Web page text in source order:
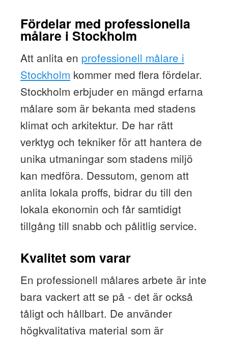
Fördelar med professionella
målare i Stockholm
Att anlita en professionell målare i
Stockholm kommer med flera fördelar.
Stockholm erbjuder en mängd erfarna
målare som är bekanta med stadens
klimat och arkitektur. De har rätt
verktyg och tekniker för att hantera de
unika utmaningar som stadens miljö
kan medföra. Dessutom, genom att
anlita lokala proffs, bidrar du till den
lokala ekonomin och får samtidigt
tillgång till snabb och pålitlig service.
Kvalitet som varar
En professionell målares arbete är inte
bara vackert att se på - det är också
tåligt och hållbart. De använder
högkvalitativa material som är